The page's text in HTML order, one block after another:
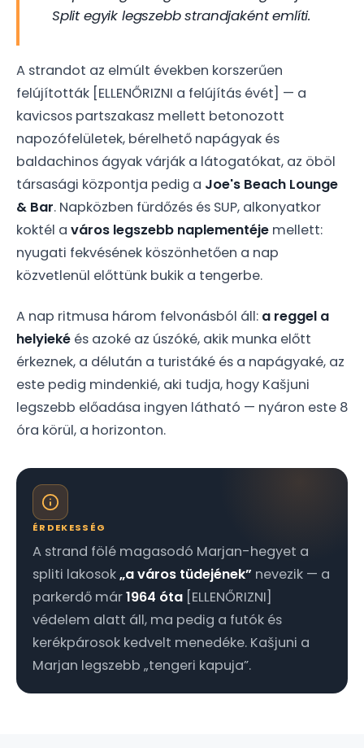
Split egyik legszebb strandjaként említi.
A strandot az elmúlt években korszerűen
felújították [ELLENŐRIZNI a felújítás évét] — a
kavicsos partszakasz mellett betonozott
napozófelületek, bérelhető napágyak és
baldachinos ágyak várják a látogatókat, az öböl
társasági központja pedig a Joe's Beach Lounge
& Bar. Napközben fürdőzés és SUP, alkonyatkor
koktél a város legszebb naplementéje mellett:
nyugati fekvésének köszönhetően a nap
közvetlenül előttünk bukik a tengerbe.
A nap ritmusa három felvonásból áll: a reggel a
helyieké és azoké az úszóké, akik munka előtt
érkeznek, a délután a turistáké és a napágyaké, az
este pedig mindenkié, aki tudja, hogy Kašjuni
legszebb előadása ingyen látható — nyáron este 8
óra körül, a horizonton.
ÉRDEKESSÉG
A strand fölé magasodó Marjan-hegyet a
spliti lakosok„a város tüdejének” nevezik — a
parkerdő már1964 óta [ELLENŐRIZNI]
védelem alatt áll, ma pedig a futók és
kerékpárosok kedvelt menedéke. Kašjuni a
Marjan legszebb „tengeri kapuja”.